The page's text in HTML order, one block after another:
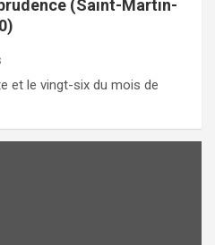
(Saint-Martin-
et le vingt-six du mois de